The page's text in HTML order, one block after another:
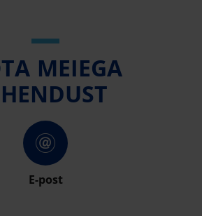
MEIEGA
E-post